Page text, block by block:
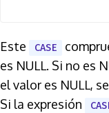
Este CASE
es NULL. Si no es
el valor es NULL,
Si la expresión